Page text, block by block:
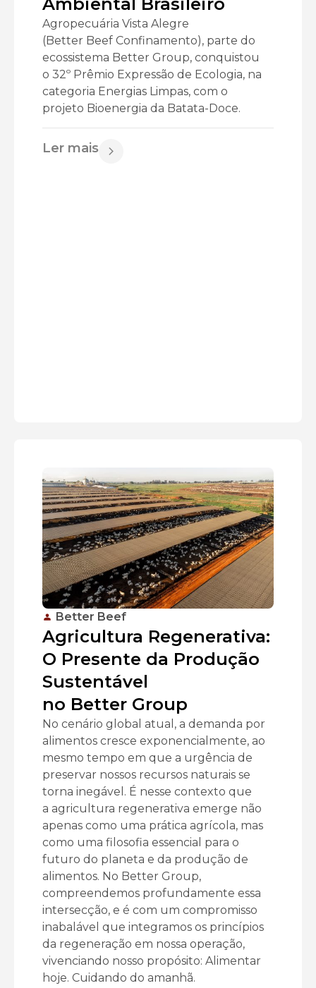
Agropecuária Vista Alegre
(Better Beef Confinamento), parte do
ecossistema Better Group, conquistou
o 32º Prêmio Expressão de Ecologia, na
categoria Energias Limpas, com o
projeto Bioenergia da Batata-Doce.
Ler mais
Better Beef
Agricultura Regenerativa:
O Presente da Produção
Sustentável
no Better Group
No cenário global atual, a demanda por
alimentos cresce exponencialmente, ao
mesmo tempo em que a urgência de
preservar nossos recursos naturais se
torna inegável. É nesse contexto que
a agricultura regenerativa emerge não
apenas como uma prática agrícola, mas
como uma filosofia essencial para o
futuro do planeta e da produção de
alimentos. No Better Group,
compreendemos profundamente essa
intersecção, e é com um compromisso
inabalável que integramos os princípios
da regeneração em nossa operação,
vivenciando nosso propósito: Alimentar
hoje. Cuidando do amanhã.